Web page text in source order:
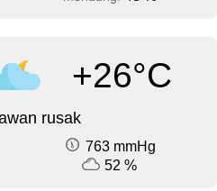
+26°C
rusak
763 mmHg
52 %